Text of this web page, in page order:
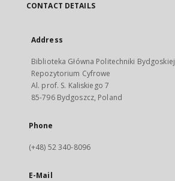
CONTACT DETAILS
Address
Biblioteka Główna Politechniki Bydgoskiej
Repozytorium Cyfrowe
Al. prof. S. Kaliskiego 7
85-796 Bydgoszcz, Poland
Phone
(+48) 52 340-8096
E-Mail